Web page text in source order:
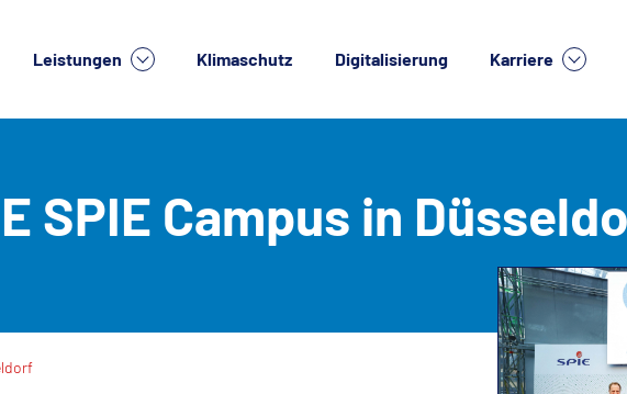
Leistungen Klimaschutz Digitalisierung Karriere
SPIE Campus in